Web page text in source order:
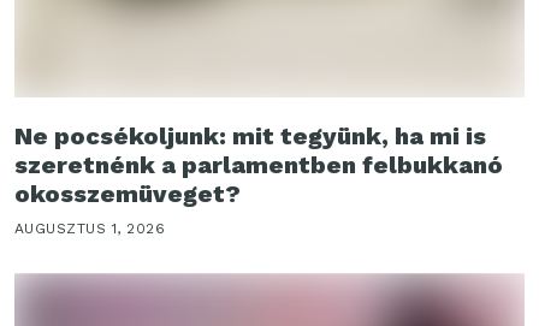
Ne pocsékoljunk: mit tegyünk, ha mi is
szeretnénk a parlamentben felbukkanó
okosszemüveget?
AUGUSZTUS 1, 2026